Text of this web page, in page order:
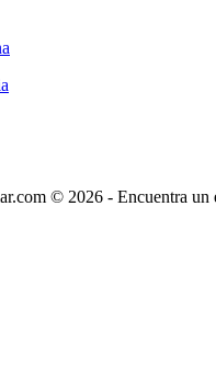
© 2026 - Encuentra un